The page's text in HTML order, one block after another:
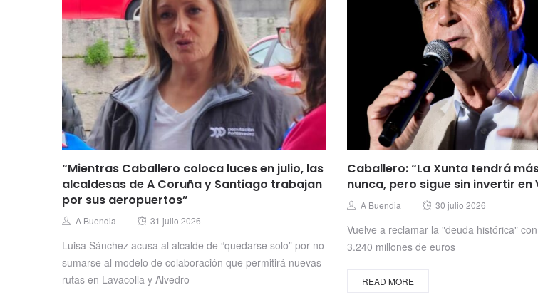
“Mientras Caballero coloca luces en julio, las
alcaldesas de A Coruña y Santiago trabajan
por sus aeropuertos”
Author
A Buendia
Posted
31 julio 2026
Luisa Sánchez acusa al alcalde de “quedarse solo” por no
sumarse al modelo de colaboración que permitirá nuevas
rutas en Lavacolla y Alvedro
Caballero: “La Xunta tendrá
nunca, pero sigue sin invertir en
Author
A Buendia
Posted
30 julio 2026
Vuelve a reclamar la "deuda histórica"
3.240 millones de euros
READ MORE